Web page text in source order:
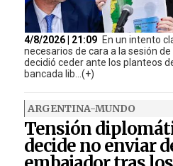
4/8/2026 | 21:09 En un intento
necesarios de cara a la sesión
decidió ceder ante los planteos
bancada lib...(+)
ARGENTINA-MUNDO
Tensión
decide no enviar